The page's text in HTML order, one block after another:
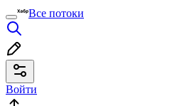
Все потоки
Войти